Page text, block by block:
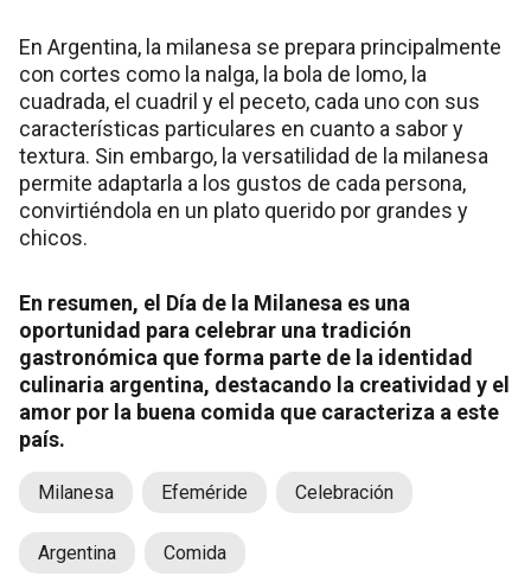
En Argentina, la milanesa se prepara principalmente
con cortes como la nalga, la bola de lomo, la
cuadrada, el cuadril y el peceto, cada uno con sus
características particulares en cuanto a sabor y
textura. Sin embargo, la versatilidad de la milanesa
permite adaptarla a los gustos de cada persona,
convirtiéndola en un plato querido por grandes y
chicos.
En resumen, el Día de la Milanesa es una
oportunidad para celebrar una tradición
gastronómica que forma parte de la identidad
culinaria argentina, destacando la creatividad y el
amor por la buena comida que caracteriza a este
país.
Milanesa Efeméride Celebración
Argentina Comida